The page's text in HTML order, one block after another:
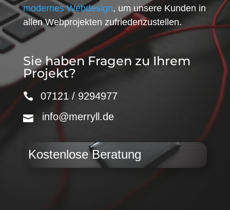
modernes Webdesign, um unsere Kunden in
allen Webprojekten zufriedenzustellen.
Sie haben Fragen zu Ihrem
Projekt?
07121 / 9294977
info@merryll.de
Kostenlose Beratung